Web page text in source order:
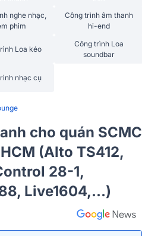
nghe nhạc,
phim
Công trình âm thanh
hi-end
Loa kéo
Công trình Loa
soundbar
nhạc cụ
cho quán SCMC
(Alto TS412,
28-1,
Live1604,…)